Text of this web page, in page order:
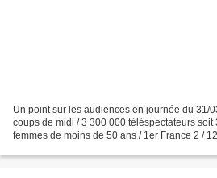
Un point sur les audiences en journée du 31/
coups de midi / 3 300 000 téléspectateurs
femmes de moins de 50 ans / 1er France 2 /